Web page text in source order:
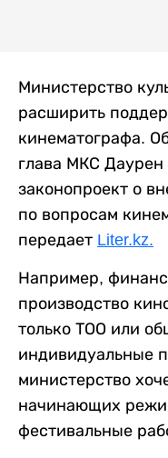
Министерство
расширить
кинематографа.
глава МКС Даурен
законопроект о
по вопросам
передает Liter.kz.
Например,
производство
только ТОО или
индивидуальные
министерство
начинающих
фестивальные